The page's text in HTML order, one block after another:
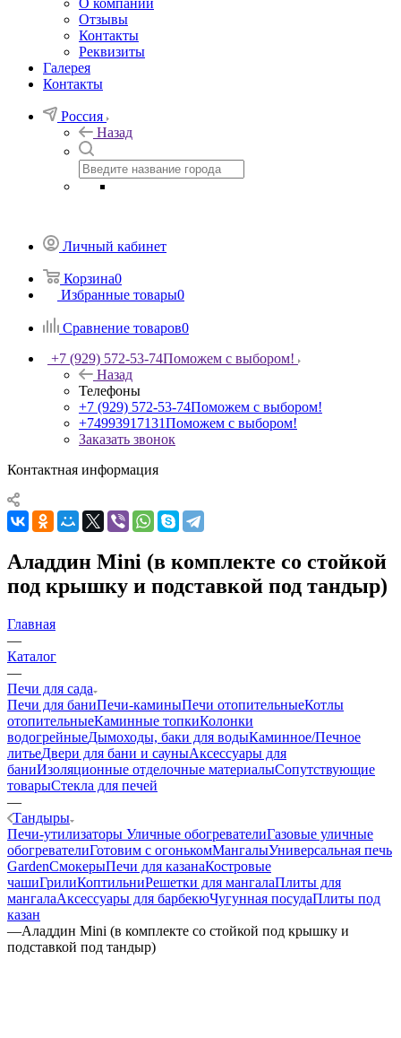
О компании
Отзывы
Контакты
Реквизиты
Галерея
Контакты
Россия
Назад
Личный кабинет
Корзина0
Избранные товары0
Сравнение товаров0
+7 (929) 572-53-74Поможем с выбором!
Назад
Телефоны
+7 (929) 572-53-74Поможем с выбором!
+74993917131Поможем с выбором!
Заказать звонок
Контактная информация
Аладдин Mini (в комплекте со стойкой
под крышку и подставкой под тандыр)
Главная
—
Каталог
—
Печи для сада
Печи для баниПечи-каминыПечи отопительныеКотлы
отопительныеКаминные топкиКолонки
водогрейныеДымоходы, баки для водыКаминное/Печное
литьеДвери для бани и сауныАксессуары для
баниИзоляционные отделочные материалыСопутствующие
товарыСтекла для печей
—
Тандыры
Печи-утилизаторы Уличные обогревателиГазовые уличные
обогревателиГотовим с огонькомМангалыУниверсальная печь
GardenСмокерыПечи для казанаКостровые
чашиГрилиКоптильниРешетки для мангалаПлиты для
мангалаАксессуары для барбекюЧугунная посудаПлиты под
казан
—Аладдин Mini (в комплекте со стойкой под крышку и
подставкой под тандыр)